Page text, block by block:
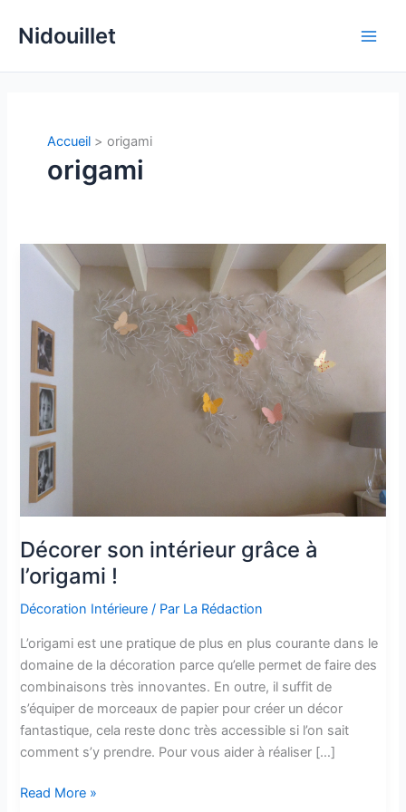
Nidouillet
Accueil origami
origami
Décorer son intérieur grâce à
l’origami !
Décoration Intérieure / Par La Rédaction
L’origami est une pratique de plus en plus courante dans le
domaine de la décoration parce qu’elle permet de faire des
combinaisons très innovantes. En outre, il suffit de
s’équiper de morceaux de papier pour créer un décor
fantastique, cela reste donc très accessible si l’on sait
comment s’y prendre. Pour vous aider à réaliser […]
Décorer
Read More »